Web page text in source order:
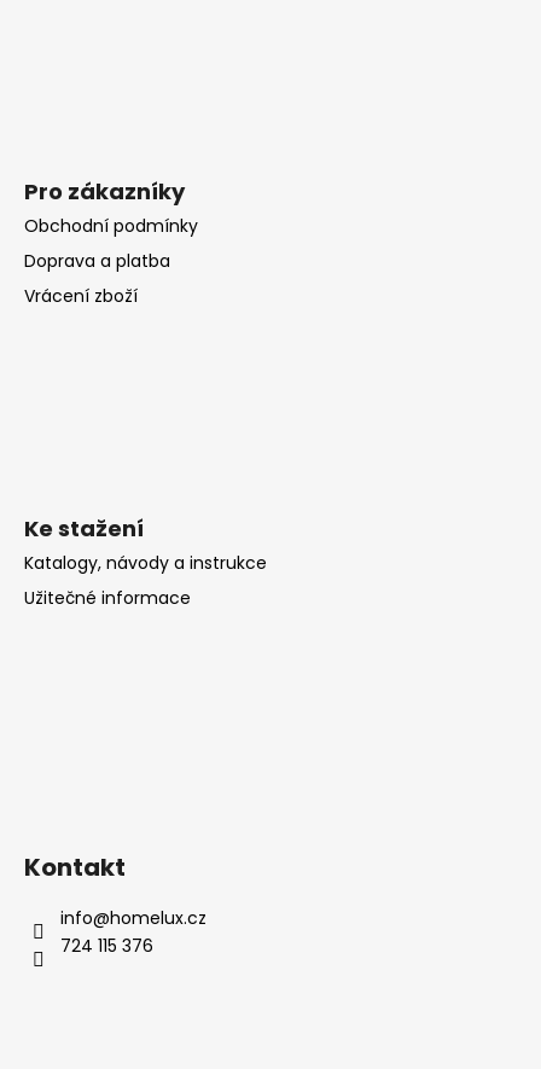
Pro zákazníky
Obchodní podmínky
Doprava a platba
Vrácení zboží
Ke stažení
Katalogy, návody a instrukce
Užitečné informace
Kontakt
info@homelux.cz
724 115 376